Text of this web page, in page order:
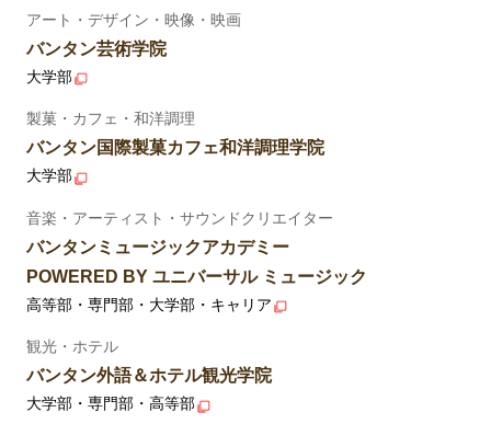
アート・デザイン・映像・映画
バンタン芸術学院
大学部
製菓・カフェ・和洋調理
バンタン国際製菓カフェ和洋調理学院
大学部
音楽・アーティスト・サウンドクリエイター
バンタンミュージックアカデミー
POWERED BY ユニバーサル ミュージック
高等部・専門部・大学部・キャリア
観光・ホテル
バンタン外語＆ホテル観光学院
大学部・専門部・高等部